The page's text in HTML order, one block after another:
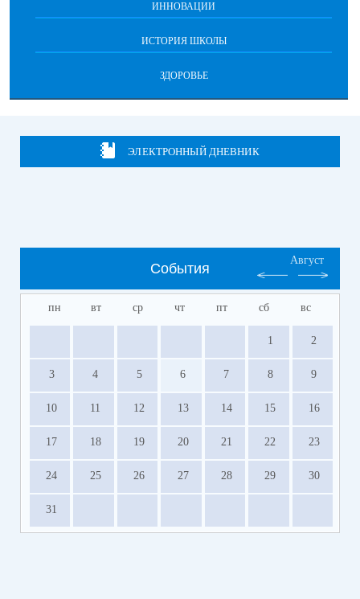
ИННОВАЦИИ
ИСТОРИЯ ШКОЛЫ
ЗДОРОВЬЕ
ЭЛЕКТРОННЫЙ ДНЕВНИК
События
Август
пн вт ср чт пт сб вс
1 2
3 4 5 6 7 8 9
10 11 12 13 14 15 16
17 18 19 20 21 22 23
24 25 26 27 28 29 30
31